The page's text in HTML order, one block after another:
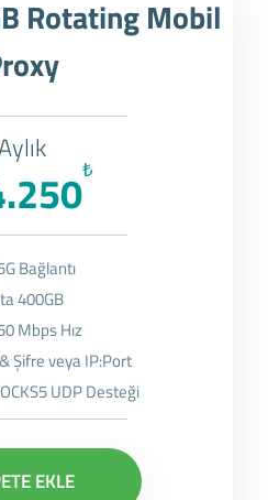
Rotating Mobil
₺
Bağlantı
400GB
Mbps Hız
& Şifre veya IP:Port
UDP Desteği
EKLE